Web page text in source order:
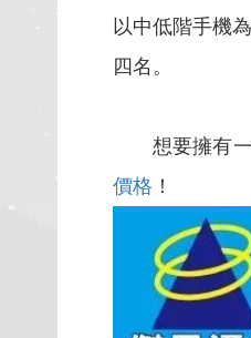
以中低階手機
四名。
想要擁有一
價格 ！